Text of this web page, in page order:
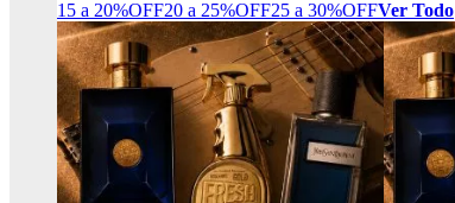
15 a 20%OFF20 a 25%OFF25 a 30%OFFVer Todo